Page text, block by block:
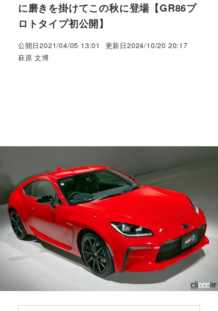
に磨きを掛けてこの秋に登場【GR86プ
ロトタイプ初公開】
公開日2021/04/05 13:01 更新日2024/10/20 20:17
著
萩原 文博